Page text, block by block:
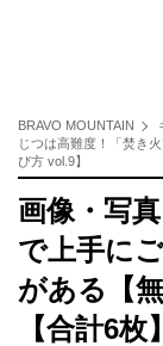
BRAVO MOUNTAIN
じつは高難度！「焚き
び方 vol.9】
画像・写
で上手に
がある【
【合計6枚】